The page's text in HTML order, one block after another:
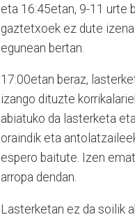
eta 16:45etan, 9-11 urte
gaztetxoek ez dute
egunean bertan.
17:00etan beraz,
izango dituzte
abiatuko da lasterketa
oraindik eta
espero baitute. Izen
arropa dendan.
Lasterketan ez da soilik